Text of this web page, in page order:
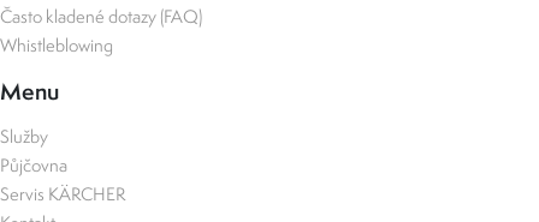
Často kladené dotazy (FAQ)
Whistleblowing
Menu
Služby
Půjčovna
Servis KÄRCHER